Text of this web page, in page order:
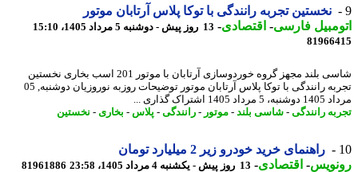
نخستین تجربه رانندگی با توکا پلاس آرتابان موتور
فارسی-اقتصادی-13 روز پیش - دوشنبه 5 مرداد 1405، 15:10
شاسی بلند مجهز گروه خوردوسازی آرتابان با موتور 201 اسب بخاری نخستین
تجربه رانندگی با توکا پلاس آرتابان موتور توضیحات روزبه نوروزیان دوشنبه, 05
1405 اشتراک گذاری ...
رانندگی-شاسی بلند-موتور-رانندگی-پلاس-بخاری- نخستین
راهنمای خرید خودرو زیر 2 میلیارد تومان
-اقتصادی-13 روز پیش - یکشنبه 4 مرداد 1405، 23:58 81961886